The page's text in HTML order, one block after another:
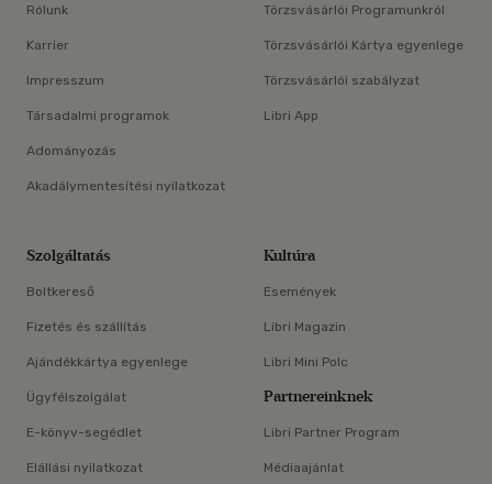
Rólunk
Karrier
Impresszum
Társadalmi programok
Adományozás
Akadálymentesítési nyilatkozat
Törzsvásárlói Programunkról
Törzsvásárlói Kártya egyenlege
Törzsvásárlói szabályzat
Libri App
Szolgáltatás
Boltkereső
Fizetés és szállítás
Ajándékkártya egyenlege
Ügyfélszolgálat
E-könyv-segédlet
Elállási nyilatkozat
Kultúra
Események
Libri Magazin
Libri Mini Polc
Partnereinknek
Libri Partner Program
Médiaajánlat